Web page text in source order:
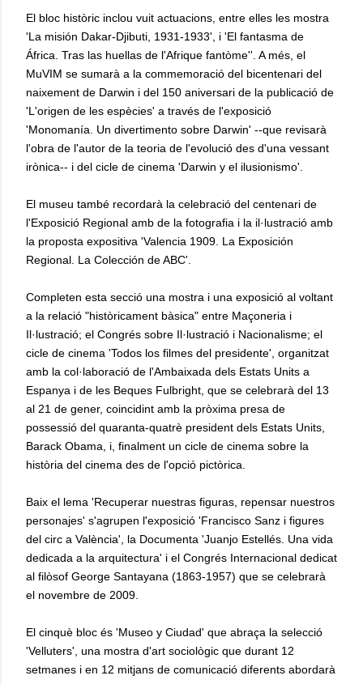
El bloc històric inclou vuit actuacions, entre elles les mostra
'La misión Dakar-Djibuti, 1931-1933', i 'El fantasma de
África. Tras las huellas de l'Afrique fantòme''. A més, el
MuVIM se sumarà a la commemoració del bicentenari del
naixement de Darwin i del 150 aniversari de la publicació de
'L'origen de les espècies' a través de l'exposició
'Monomanía. Un divertimento sobre Darwin' --que revisarà
l'obra de l'autor de la teoria de l'evolució des d'una vessant
irònica-- i del cicle de cinema 'Darwin y el ilusionismo'.
El museu també recordarà la celebració del centenari de
l'Exposició Regional amb de la fotografia i la il·lustració amb
la proposta expositiva 'Valencia 1909. La Exposición
Regional. La Colección de ABC'.
Completen esta secció una mostra i una exposició al voltant
a la relació "històricament bàsica" entre Maçoneria i
Il·lustració; el Congrés sobre Il·lustració i Nacionalisme; el
cicle de cinema 'Todos los filmes del presidente', organitzat
amb la col·laboració de l'Ambaixada dels Estats Units a
Espanya i de les Beques Fulbright, que se celebrarà del 13
al 21 de gener, coincidint amb la pròxima presa de
possessió del quaranta-quatrè president dels Estats Units,
Barack Obama, i, finalment un cicle de cinema sobre la
història del cinema des de l'opció pictòrica.
Baix el lema 'Recuperar nuestras figuras, repensar nuestros
personajes' s'agrupen l'exposició 'Francisco Sanz i figures
del circ a València', la Documenta 'Juanjo Estellés. Una vida
dedicada a la arquitectura' i el Congrés Internacional dedicat
al filòsof George Santayana (1863-1957) que se celebrarà
el novembre de 2009.
El cinquè bloc és 'Museo y Ciudad' que abraça la selecció
'Velluters', una mostra d'art sociològic que durant 12
setmanes i en 12 mitjans de comunicació diferents abordarà